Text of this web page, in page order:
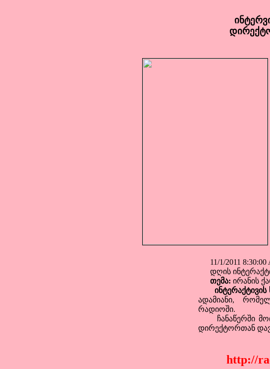
11/1/2011 8:30:00
დღის
თემა: ირანის
ინტერაქტივის
ადამიანი,
რადიოში.
ჩანაწერში
დირექტორთან
http://